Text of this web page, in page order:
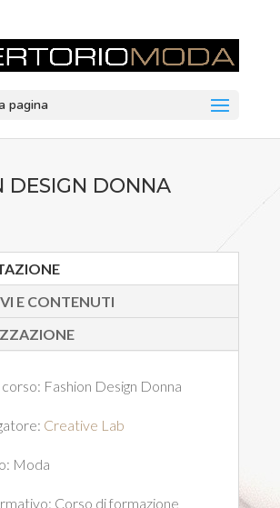
pagina
DESIGN DONNA
E CONTENUTI
Fashion Design Donna
Creative Lab
Moda
Corso di formazione